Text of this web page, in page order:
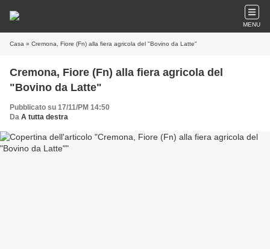
MENU
Casa » Cremona, Fiore (Fn) alla fiera agricola del "Bovino da Latte"
Cremona, Fiore (Fn) alla fiera agricola del
"Bovino da Latte"
Pubblicato su 17/11/PM 14:50
Da A tutta destra